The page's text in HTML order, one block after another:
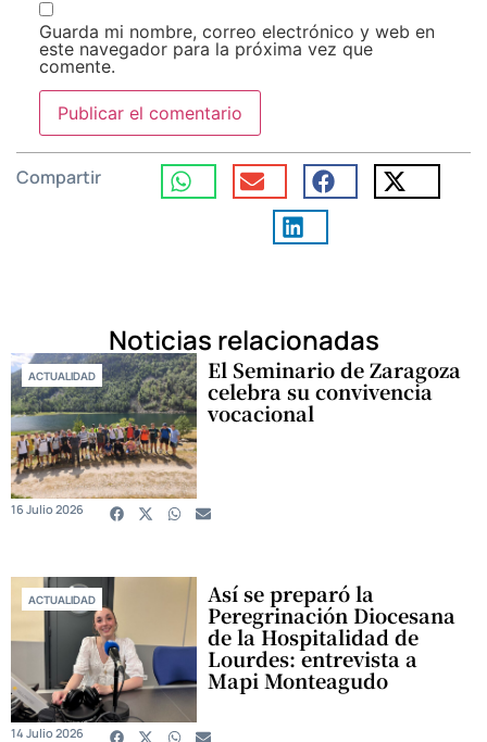
Guarda mi nombre, correo electrónico y web en
este navegador para la próxima vez que
comente.
Compartir
Noticias relacionadas
ACTUALIDAD El Seminario de Zaragoza
celebra su convivencia
vocacional
16 Julio 2026
ACTUALIDAD Así se preparó la
Peregrinación Diocesana
de la Hospitalidad de
Lourdes: entrevista a
Mapi Monteagudo
14 Julio 2026